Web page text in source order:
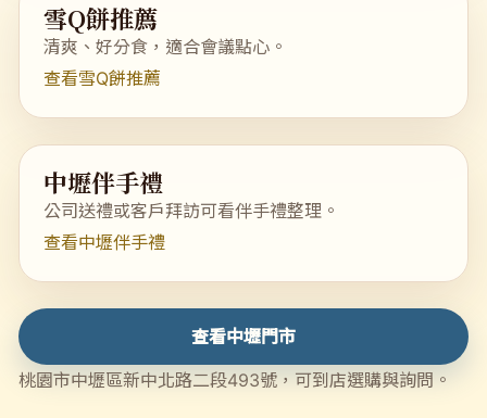
雪Q餅推薦
清爽、好分食，適合會議點心。
查看雪Q餅推薦
中壢伴手禮
公司送禮或客戶拜訪可看伴手禮整理。
查看中壢伴手禮
查看中壢門市
桃園市中壢區新中北路二段493號，可到店選購與詢問。